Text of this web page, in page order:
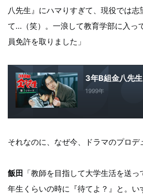
八先生』にハマりすぎて、現役では志
て…（笑）。一浪して教育学部に入っ
員免許を取りました」
3年B組金八先
1999年
それなのに、なぜ今、ドラマのプロデ
飯田 「教師を目指して大学生活を送
年生くらいの時に『待てよ？』と。い